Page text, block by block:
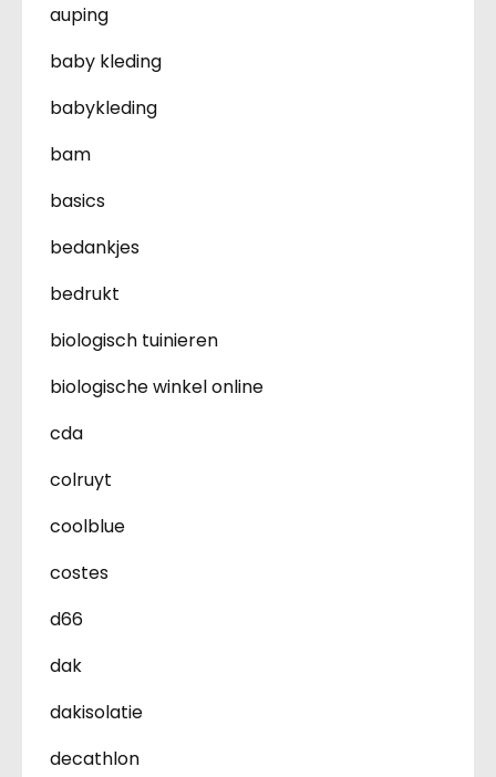
auping
baby kleding
babykleding
bam
basics
bedankjes
bedrukt
biologisch tuinieren
biologische winkel online
cda
colruyt
coolblue
costes
d66
dak
dakisolatie
decathlon